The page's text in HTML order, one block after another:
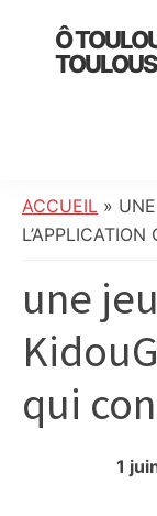
primary
Ô
:
info
société,
culture,
politique,
ACCUEIL »
une
qui
1